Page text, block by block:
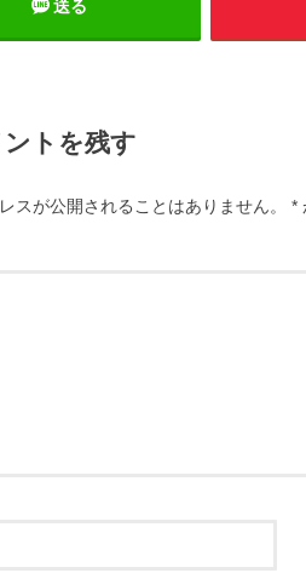
送る
ントを残す
スが公開されることはありません。 *